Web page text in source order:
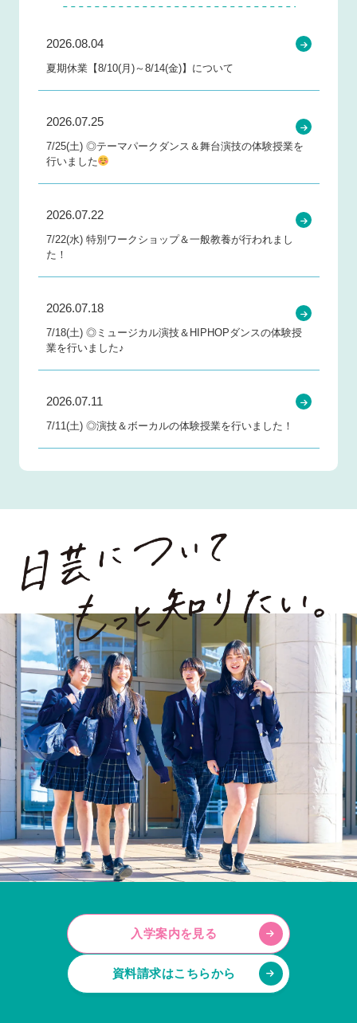
2026.08.04
夏期休業【8/10(月)～8/14(金)】について
2026.07.25
7/25(土) ◎テーマパークダンス＆舞台演技の体験授業を
行いました
2026.07.22
7/22(水) 特別ワークショップ＆一般教養が行われまし
た！
2026.07.18
7/18(土) ◎ミュージカル演技＆HIPHOPダンスの体験授
業を行いました♪
2026.07.11
7/11(土) ◎演技＆ボーカルの体験授業を行いました！
入学案内を見る
資料請求はこちらから